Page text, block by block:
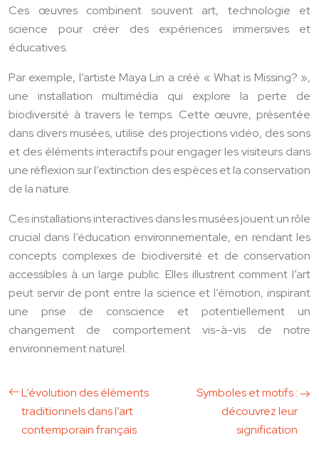
Ces œuvres combinent souvent art, technologie et
science pour créer des expériences immersives et
éducatives.
Par exemple, l’artiste Maya Lin a créé « What is Missing? »,
une installation multimédia qui explore la perte de
biodiversité à travers le temps. Cette œuvre, présentée
dans divers musées, utilise des projections vidéo, des sons
et des éléments interactifs pour engager les visiteurs dans
une réflexion sur l’extinction des espèces et la conservation
de la nature.
Ces installations interactives dans les musées jouent un rôle
crucial dans l’éducation environnementale, en rendant les
concepts complexes de biodiversité et de conservation
accessibles à un large public. Elles illustrent comment l’art
peut servir de pont entre la science et l’émotion, inspirant
une prise de conscience et potentiellement un
changement de comportement vis-à-vis de notre
environnement naturel.
L’évolution des éléments
traditionnels dans l’art
contemporain français
Symboles et motifs :
découvrez leur
signification